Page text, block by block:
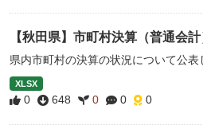
【秋田県】市町村決算（普通会
県内市町村の決算の状況について公表
XLSX
0 648 0 0 0